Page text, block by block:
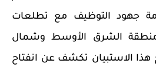
جهود التوظيف مع تطلعات
منطقة الشرق الأوسط وشمال
هذا الاستبيان تكشف عن انفتاح